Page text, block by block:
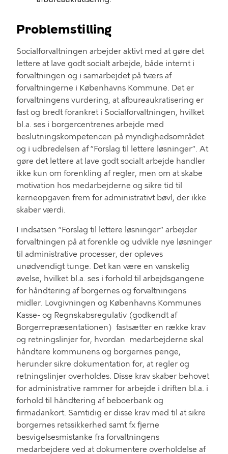
Problemstilling
Socialforvaltningen arbejder aktivt med at gøre det
lettere at lave godt socialt arbejde, både internt i
forvaltningen og i samarbejdetpå tværs af
forvaltningerne i Københavns Kommune. Det er
forvaltningens vurdering, at afbureaukratisering er
fast og bredt forankret i Socialforvaltningen, hvilket
bl.a. ses i borgercentrenes arbejde med
beslutningskompetencen på myndighedsområdet
og i udbredelsen af ”Forslag til lettere løsninger”. At
gøre det lettere at lave godt socialt arbejde handler
ikke kun om forenkling af regler, men om atskabe
motivation hos medarbejderne og sikre tid til
kerneopgaven frem for administrativt bøvl , der ikke
skaber værdi.
I indsatsen ”Forslag til lettere løsninger” arbejder
forvaltningen på at forenkle og udvikle nye løsninger
til administrative processer, der opleves
unødvendigt tunge. Det kan være en vanskelig
øvelse, hvilket bl.a. ses i forhold til arbejdsgangene
for håndtering af borgernes og forvaltningens
midler. Lovgivningen og Københavns Kommunes
Kasse- og Regnskabsregulativ (godkendt af
Borgerrepræsentationen) fastsætter en række krav
og retningslinjer for, hvordan medarbejderne skal
håndtere kommunens og borgernes penge,
herunder sikre dokumentation for, at regler og
retningslinjer overholdes. Disse krav skaber behovet
for administrative rammer for arbejde i driften bl.a. i
forhold til håndtering af beboerbank og
firmadankort. Samtidig er disse krav med til at sikre
borgernes retssikkerhed samt fx fjerne
besvigelsesmistanke fra forvaltningens
medarbejdere ved at dokumentere overholdelse af